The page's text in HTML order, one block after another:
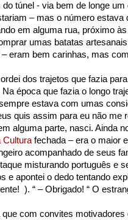
túnel - via bem de longe
– mas o número estava
em alguma rua, próximo
umas batatas
eram bem carinhas, mas
dos trajetos que fazia
época que fazia o longo
estava com umas
quis assim para eu não
alguma parte, nasci. Ainda
Culturafechada – era o maior
acompanhado de seus
misturando português e
e apontei o dedo tentando
). “ – Obrigado! “ O
que com convites